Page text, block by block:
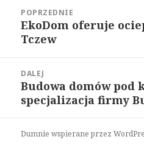
wpisuPOPRZEDNIE
Poprzedni
wpis:
EkoDom oferuje
Tczew
DALEJ
Następny
wpis:
Budowa domów pod
specjalizacja firmy
Dumnie wspierane przez